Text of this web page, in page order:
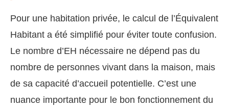
Pour une habitation privée, le calcul de l’Équivalent
Habitant a été simplifié pour éviter toute confusion.
Le nombre d’EH nécessaire ne dépend pas du
nombre de personnes vivant dans la maison, mais
de sa capacité d’accueil potentielle. C’est une
nuance importante pour le bon fonctionnement du